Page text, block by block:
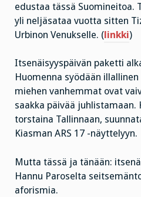
edustaa tässä Suomineitoa.
yli neljäsataa vuotta sitten
Urbinon Venukselle. (linkki)
Itsenäisyyspäivän paketti
Huomenna syödään
miehen vanhemmat ovat
saakka päivää juhlistamaan.
torstaina Tallinnaan,
Kiasman ARS 17 -näyttelyyn.
Mutta tässä ja tänään:
Hannu Paroselta
aforismia.